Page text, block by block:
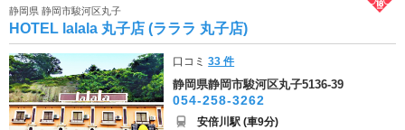
静岡県 静岡市駿河区丸子
HOTEL lalala 丸子店 (ラララ 丸子店)
口コミ33 件
静岡県静岡市駿河区丸子5136-39
054-258-3262
安倍川駅 (車9分)